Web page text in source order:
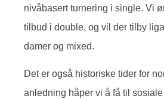
nivåbasert turnering i single. Vi
tilbud i double, og vil der tilby
damer og mixed.
Det er også historiske tider for
anledning håper vi å få til